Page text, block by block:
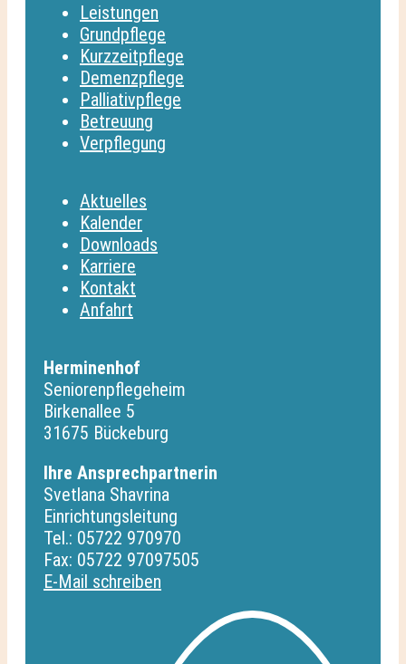
Leistungen
Grundpflege
Kurzzeitpflege
Demenzpflege
Palliativpflege
Betreuung
Verpflegung
Aktuelles
Kalender
Downloads
Karriere
Kontakt
Anfahrt
Herminenhof
Seniorenpflegeheim
Birkenallee 5
31675 Bückeburg
Ihre Ansprechpartnerin
Svetlana Shavrina
Einrichtungsleitung
Tel.: 05722 970970
Fax: 05722 97097505
E-Mail schreiben